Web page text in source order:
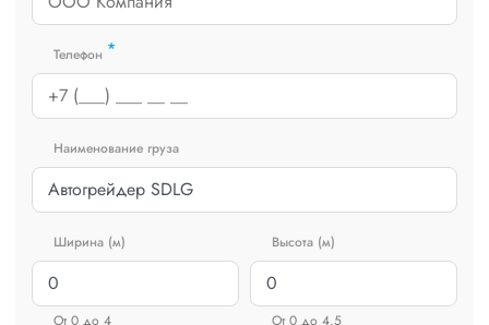
Телефон *
Наименование груза
Ширина (м)
От 0 до 4
Высота (м)
От 0 до 4.5